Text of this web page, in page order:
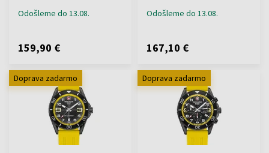
Odošleme do 13.08.
159,90 €
Odošleme do 13.08.
167,10 €
Doprava zadarmo Doprava zadarmo